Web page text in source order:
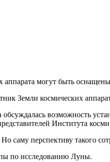
могут быть
Земли космических
возможность
Института
саму перспективу такого
по исследованию Луны.